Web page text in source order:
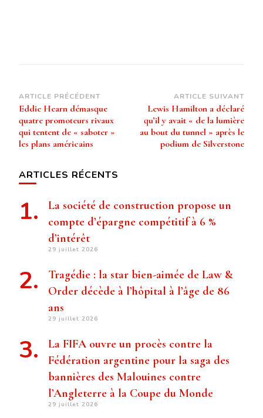
Navigation
d’article
ARTICLE PRÉCÉDENT
Eddie Hearn démasque
quatre promoteurs rivaux
qui tentent de « saboter »
les plans américains
ARTICLE SUIVANT
Lewis Hamilton a déclaré
qu’il y avait « de la lumière
au bout du tunnel » après le
podium de Silverstone
ARTICLES RÉCENTS
La société de construction propose un
compte d’épargne compétitif à 6 %
d’intérêt
29 juillet 2026
Tragédie : la star bien-aimée de Law &
Order décède à l’hôpital à l’âge de 86
ans
29 juillet 2026
La FIFA ouvre un procès contre la
Fédération argentine pour la saga des
bannières des Malouines contre
l’Angleterre à la Coupe du Monde
29 juillet 2026